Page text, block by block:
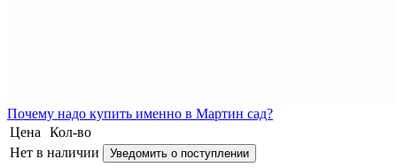
Почему надо купить именно в Мартин сад?
Цена
Кол-во
Нет в наличии
Уведомить о поступлении